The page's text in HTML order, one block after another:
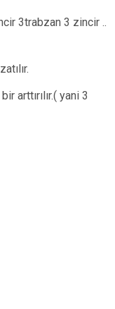
3trabzan 3 zincir ..
arttırılır.( yani 3